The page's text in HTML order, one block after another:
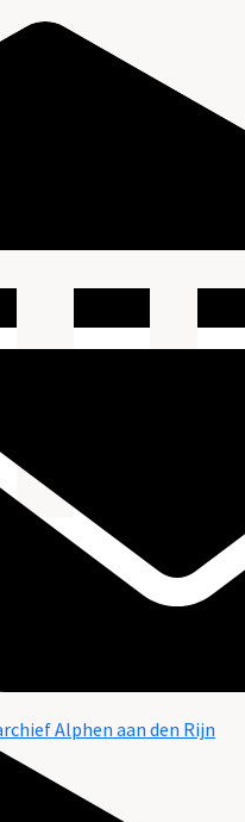
Alphen aan den Rijn